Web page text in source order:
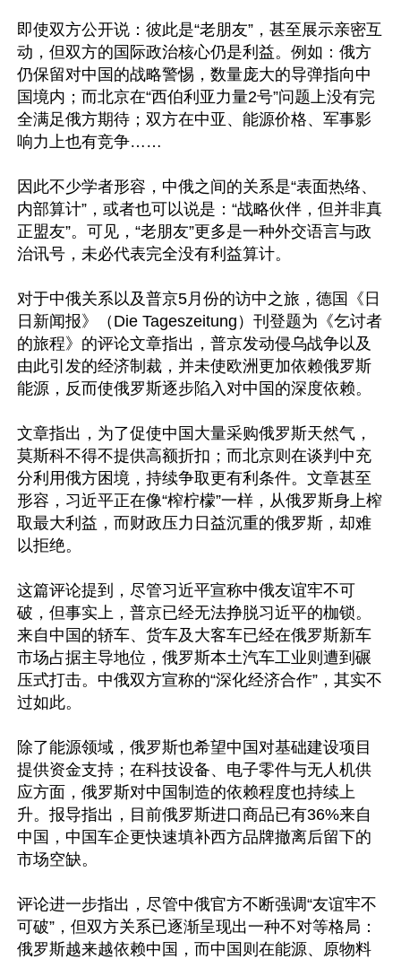
即使双方公开说：彼此是“老朋友”，甚至展示亲密互
动，但双方的国际政治核心仍是利益。例如：俄方
仍保留对中国的战略警惕，数量庞大的导弹指向中
国境内；而北京在“西伯利亚力量2号”问题上没有完
全满足俄方期待；双方在中亚、能源价格、军事影
响力上也有竞争……
因此不少学者形容，中俄之间的关系是“表面热络、
内部算计”，或者也可以说是：“战略伙伴，但并非真
正盟友”。可见，“老朋友”更多是一种外交语言与政
治讯号，未必代表完全没有利益算计。
对于中俄关系以及普京5月份的访中之旅，德国《日
日新闻报》（Die Tageszeitung）刊登题为《乞讨者
的旅程》的评论文章指出，普京发动侵乌战争以及
由此引发的经济制裁，并未使欧洲更加依赖俄罗斯
能源，反而使俄罗斯逐步陷入对中国的深度依赖。
文章指出，为了促使中国大量采购俄罗斯天然气，
莫斯科不得不提供高额折扣；而北京则在谈判中充
分利用俄方困境，持续争取更有利条件。文章甚至
形容，习近平正在像“榨柠檬”一样，从俄罗斯身上榨
取最大利益，而财政压力日益沉重的俄罗斯，却难
以拒绝。
这篇评论提到，尽管习近平宣称中俄友谊牢不可
破，但事实上，普京已经无法挣脱习近平的枷锁。
来自中国的轿车、货车及大客车已经在俄罗斯新车
市场占据主导地位，俄罗斯本土汽车工业则遭到碾
压式打击。中俄双方宣称的“深化经济合作”，其实不
过如此。
除了能源领域，俄罗斯也希望中国对基础建设项目
提供资金支持；在科技设备、电子零件与无人机供
应方面，俄罗斯对中国制造的依赖程度也持续上
升。报导指出，目前俄罗斯进口商品已有36%来自
中国，中国车企更快速填补西方品牌撤离后留下的
市场空缺。
评论进一步指出，尽管中俄官方不断强调“友谊牢不
可破”，但双方关系已逐渐呈现出一种不对等格局：
俄罗斯越来越依赖中国，而中国则在能源、原物料